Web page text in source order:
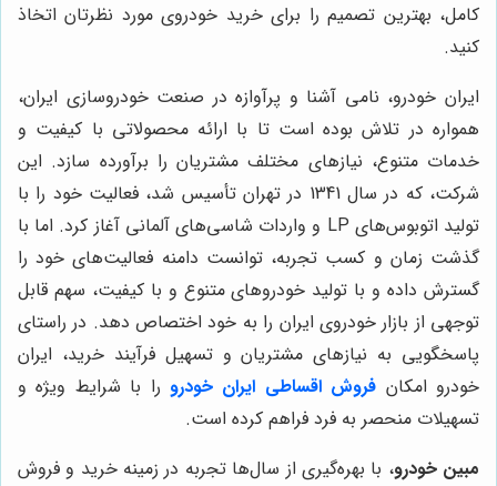
کامل، بهترین تصمیم را برای خرید خودروی مورد نظرتان اتخاذ
کنید.
ایران خودرو، نامی آشنا و پرآوازه در صنعت خودروسازی ایران،
همواره در تلاش بوده است تا با ارائه محصولاتی با کیفیت و
خدمات متنوع، نیازهای مختلف مشتریان را برآورده سازد. این
شرکت، که در سال 1341 در تهران تأسیس شد، فعالیت خود را با
تولید اتوبوس‌های LP و واردات شاسی‌های آلمانی آغاز کرد. اما با
گذشت زمان و کسب تجربه، توانست دامنه فعالیت‌های خود را
گسترش داده و با تولید خودروهای متنوع و با کیفیت، سهم قابل
توجهی از بازار خودروی ایران را به خود اختصاص دهد. در راستای
پاسخگویی به نیازهای مشتریان و تسهیل فرآیند خرید، ایران
خودرو امکان فروش اقساطی ایران خودرو را با شرایط ویژه و
تسهیلات منحصر به فرد فراهم کرده است.
مبین خودرو، با بهره‌گیری از سال‌ها تجربه در زمینه خرید و فروش